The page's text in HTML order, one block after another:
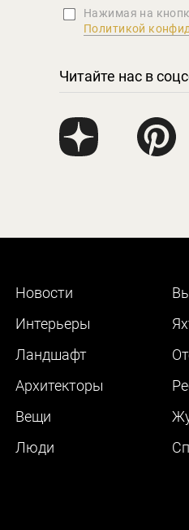
Нажимая на
Политикой
Читайте нас в
Новости
Интерьеры
Ландшафт
Архитекторы
Вещи
Люди